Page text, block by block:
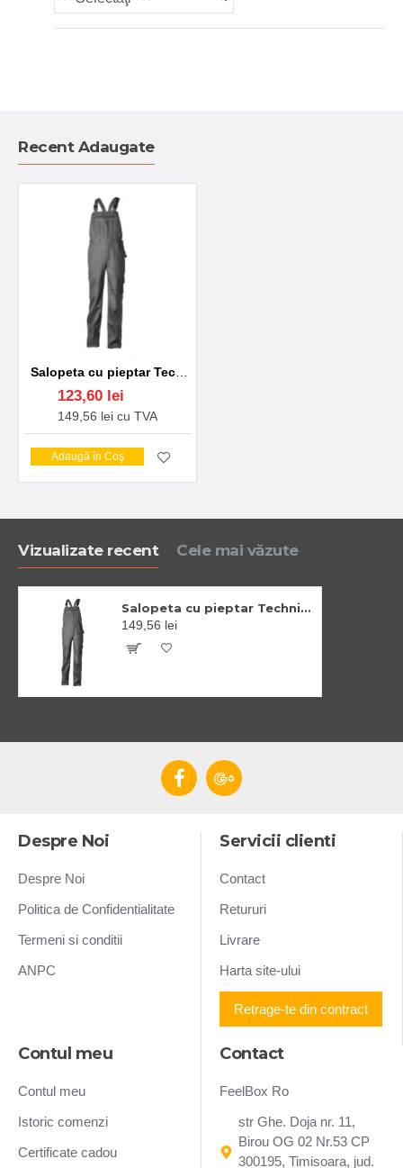
Recent Adaugate
123,60 lei
149,56 lei cu TVA
Adaugă în Coş
Vizualizate recent Cele mai văzute
Salopeta cu pieptar Technicity gri, tercot 245g/m2
149,56 lei
Despre Noi
Despre Noi
Politica de Confidentialitate
Termeni si conditii
ANPC
Servicii clienti
Contact
Retururi
Livrare
Harta site-ului
Retrage-te din contract
Contul meu
Contul meu
Istoric comenzi
Certificate cadou
Contact
FeelBox Ro
str Ghe. Doja nr. 11,
Birou OG 02 Nr.53 CP
300195, Timisoara, jud.